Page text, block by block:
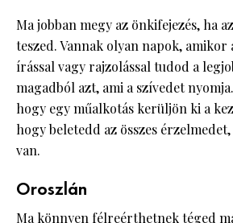
Ma jobban megy az önkifejezés, ha
teszed. Vannak olyan napok,
írással vagy rajzolással tudod a
magadból azt, ami a szívedet
hogy egy műalkotás kerüljön ki a
hogy beletedd az összes
van.
Oroszlán
Ma könnyen félreérthetnek téged